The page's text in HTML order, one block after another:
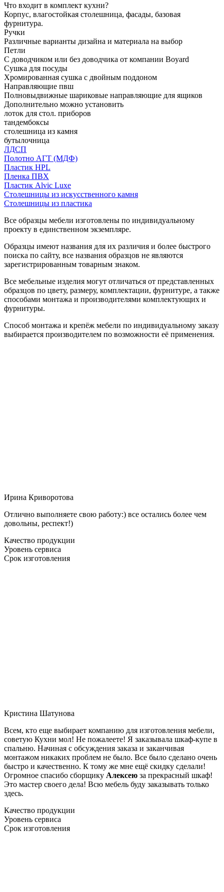
Что входит в комплект кухни?
Корпус, влагостойкая столешница, фасады, базовая
фурнитура.
Ручки
Различные варианты дизайна и материала на выбор
Петли
С доводчиком или без доводчика от компании Boyard
Сушка для посуды
Хромированная сушка с двойным поддоном
Направляющие пвш
Полновыдвижные шариковые направляющие для ящиков
Дополнительно можно установить
лоток для стол. приборов
тандембоксы
столешница из камня
бутылочница
ЛДСП
Полотно АГТ (МДФ)
Пластик HPL
Пленка ПВХ
Пластик Alvic Luxe
Столешницы из искусственного камня
Столешницы из пластика
Все образцы мебели изготовлены по индивидуальному
проекту в единственном экземпляре.
Образцы имеют названия для их различия и более быстрого
поиска по сайту, все названия образцов не являются
зарегистрированным товарным знаком.
Все мебельные изделия могут отличаться от представленных
образцов по цвету, размеру, комплектации, фурнитуре, а также
способами монтажа и производителями комплектующих и
фурнитуры.
Способ монтажа и крепёж мебели по индивидуальному заказу
выбирается производителем по возможности её применения.
Ирина Криворотова
Отлично выполняете свою работу:) все остались более чем
довольны, респект!)
Качество продукции
Уровень сервиса
Срок изготовления
Кристина Шатунова
Всем, кто еще выбирает компанию для изготовления мебели,
советую Кухни мол! Не пожалеете! Я заказывала шкаф-купе в
спальню. Начиная с обсуждения заказа и заканчивая
монтажом никаких проблем не было. Все было сделано очень
быстро и качественно. К тому же мне ещё скидку сделали!
Огромное спасибо сборщику Алексею за прекрасный шкаф!
Это мастер своего дела! Всю мебель буду заказывать только
здесь.
Качество продукции
Уровень сервиса
Срок изготовления